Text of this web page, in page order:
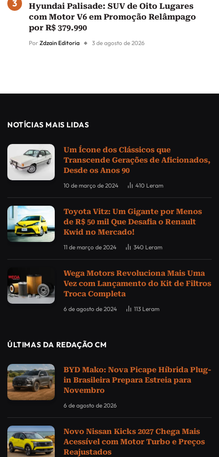
Hyundai Palisade: SUV de Oito Lugares
com Motor V6 em Promoção Relâmpago
por R$ 379.990
Por Zdzain Editoria 3 de agosto de 2026
NOTÍCIAS MAIS LIDAS
Um Ícone dos Clássicos que
Transcende Gerações de Aficionados,
Desde os Anos 90
10 de março de 2024 410 Leram
Toyota Vitz: Um Gigante por Menos
de R$ 50 mil Que Desafia o Renault
Kwid no Mercado!
11 de março de 2024 340 Leram
Wega Motors Revoluciona Mais Uma
Vez com Lançamento do Kit de Filtros
Troca Completa
6 de agosto de 2024 113 Leram
ÚLTIMAS DA REDAÇÃO CM
BYD Mako: Nova Picape Híbrida Plug-
in Brasileira Prepara Estreia para
Novembro
6 de agosto de 2026
Novo Nissan Kicks 2027 Chega Mais
Acessível com Motor Turbo e Preços
Reajustados